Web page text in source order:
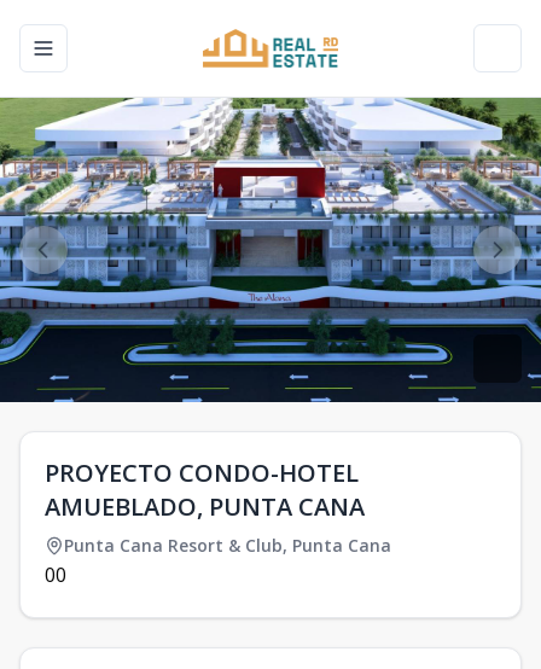
Toggle navigation menu
PROYECTO CONDO-HOTEL
AMUEBLADO, PUNTA CANA
Punta Cana Resort & Club, Punta Cana
00